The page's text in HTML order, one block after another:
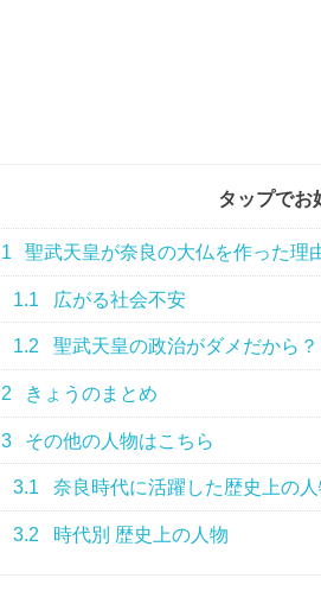
タップでお
1 聖武天皇が奈良の大仏を作った理
1.1 広がる社会不安
1.2 聖武天皇の政治がダメだから？
2 きょうのまとめ
3 その他の人物はこちら
3.1 奈良時代に活躍した歴史上の人
3.2 時代別 歴史上の人物